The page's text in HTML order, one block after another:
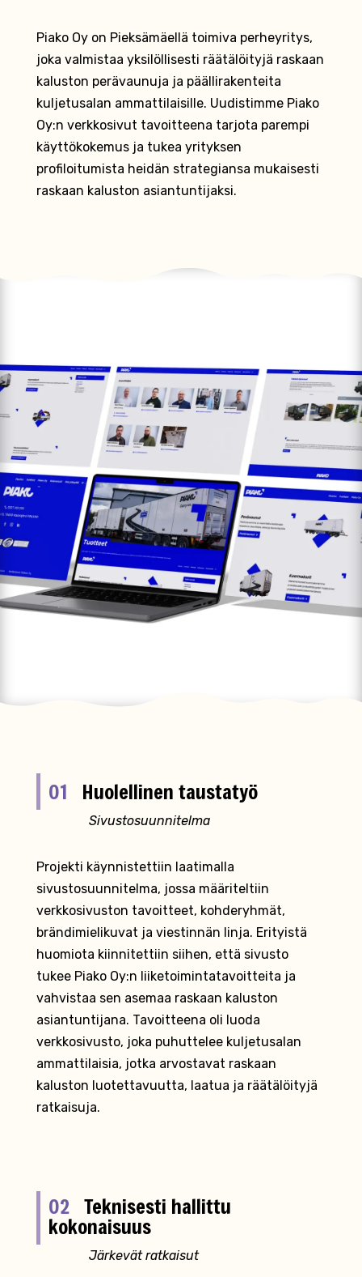
Piako Oy on Pieksämäellä toimiva perheyritys,
joka valmistaa yksilöllisesti räätälöityjä raskaan
kaluston perävaunuja ja päällirakenteita
kuljetusalan ammattilaisille. Uudistimme Piako
Oy:n verkkosivut tavoitteena tarjota parempi
käyttökokemus ja tukea yrityksen
profiloitumista heidän strategiansa mukaisesti
raskaan kaluston asiantuntijaksi.
01 Huolellinen taustatyö
Sivustosuunnitelma
Projekti käynnistettiin laatimalla
sivustosuunnitelma, jossa määriteltiin
verkkosivuston tavoitteet, kohderyhmät,
brändimielikuvat ja viestinnän linja. Erityistä
huomiota kiinnitettiin siihen, että sivusto
tukee Piako Oy:n liiketoimintatavoitteita ja
vahvistaa sen asemaa raskaan kaluston
asiantuntijana. Tavoitteena oli luoda
verkkosivusto, joka puhuttelee kuljetusalan
ammattilaisia, jotka arvostavat raskaan
kaluston luotettavuutta, laatua ja räätälöityjä
ratkaisuja.
02 Teknisesti hallittu
kokonaisuus
Järkevät ratkaisut